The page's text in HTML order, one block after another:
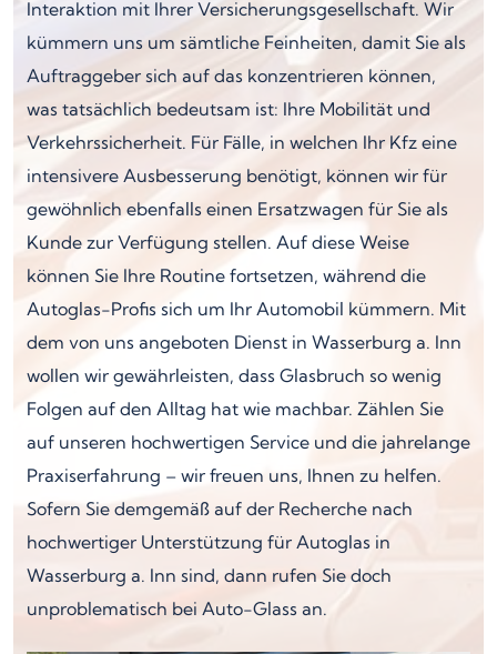
Interaktion mit Ihrer Versicherungsgesellschaft. Wir
kümmern uns um sämtliche Feinheiten, damit Sie als
Auftraggeber sich auf das konzentrieren können,
was tatsächlich bedeutsam ist: Ihre Mobilität und
Verkehrssicherheit. Für Fälle, in welchen Ihr Kfz eine
intensivere Ausbesserung benötigt, können wir für
gewöhnlich ebenfalls einen Ersatzwagen für Sie als
Kunde zur Verfügung stellen. Auf diese Weise
können Sie Ihre Routine fortsetzen, während die
Autoglas-Profis sich um Ihr Automobil kümmern. Mit
dem von uns angeboten Dienst in Wasserburg a. Inn
wollen wir gewährleisten, dass Glasbruch so wenig
Folgen auf den Alltag hat wie machbar. Zählen Sie
auf unseren hochwertigen Service und die jahrelange
Praxiserfahrung – wir freuen uns, Ihnen zu helfen.
Sofern Sie demgemäß auf der Recherche nach
hochwertiger Unterstützung für Autoglas in
Wasserburg a. Inn sind, dann rufen Sie doch
unproblematisch bei Auto-Glass an.